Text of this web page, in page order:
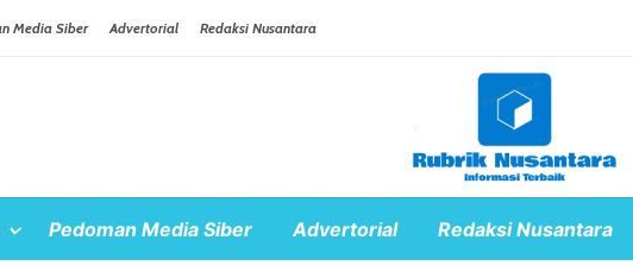
Media Siber Advertorial Redaksi Nusantara
Pedoman Media Siber Advertorial Redaksi Nusantara